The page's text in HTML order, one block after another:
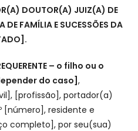
DOUTOR(A) JUIZ(A) DE
FAMÍLIA E SUCESSÕES DA
– o filho ou o
do caso],
[profissão], portador(a)
[número], residente e
completo], por seu(sua)